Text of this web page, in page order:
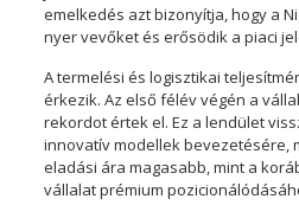
emelkedés azt bizonyítja, hogy a
nyer vevőket és erősödik a piaci
A termelési és logisztikai
érkezik. Az első félév végén a
rekordot értek el. Ez a lendület
innovatív modellek bevezetésére,
eladási ára magasabb, mint a
vállalat prémium